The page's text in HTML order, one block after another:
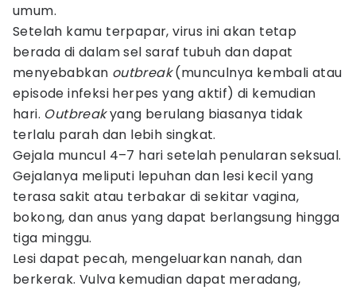
umum.
Setelah kamu terpapar, virus ini akan tetap
berada di dalam sel saraf tubuh dan dapat
menyebabkan outbreak(munculnya kembali atau
episode infeksi herpes yang aktif) di kemudian
hari. Outbreakyang berulang biasanya tidak
terlalu parah dan lebih singkat.
Gejala muncul 4–7 hari setelah penularan seksual.
Gejalanya meliputi lepuhan dan lesi kecil yang
terasa sakit atau terbakar di sekitar vagina,
bokong, dan anus yang dapat berlangsung hingga
tiga minggu.
Lesi dapat pecah, mengeluarkan nanah, dan
berkerak. Vulva kemudian dapat meradang,